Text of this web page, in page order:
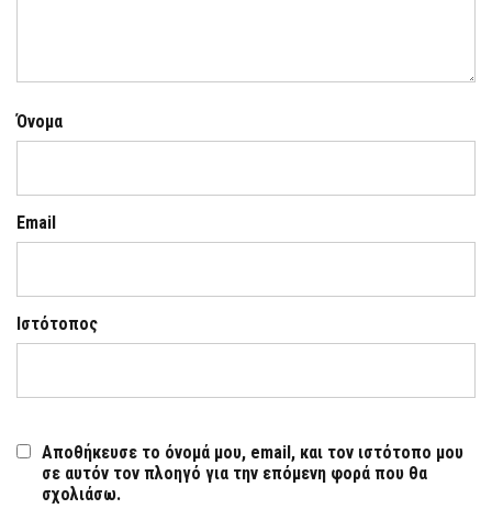
Όνομα
Email
Ιστότοπος
Αποθήκευσε το όνομά μου, email, και τον ιστότοπο μου
σε αυτόν τον πλοηγό για την επόμενη φορά που θα
σχολιάσω.